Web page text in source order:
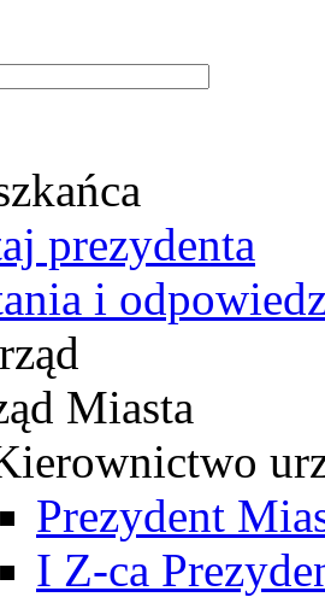
prezydenta
i
Miasta
Prezydent
I Z-ca